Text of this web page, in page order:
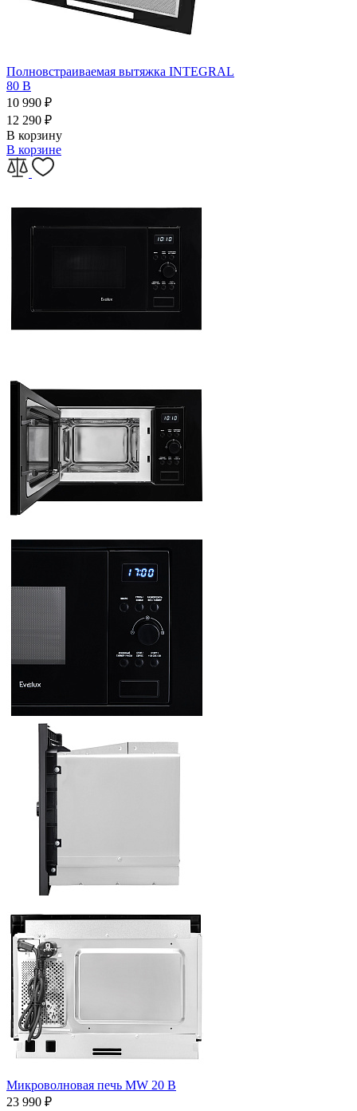
Полновстраиваемая вытяжка INTEGRAL
80 B
10 990 ₽
12 290 ₽
В корзину
В корзине
Микроволновая печь MW 20 B
23 990 ₽